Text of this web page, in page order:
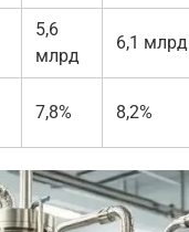
5,6
млрд
6,1 млрд
7,8% 8,2%